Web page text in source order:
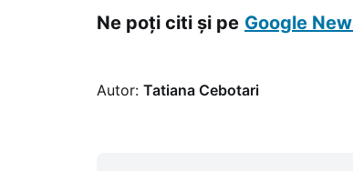
Ne poți citi și pe Google
Autor: Tatiana Cebotari